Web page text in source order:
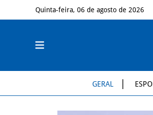
Quinta-feira, 06 de agosto de 2026
GERAL